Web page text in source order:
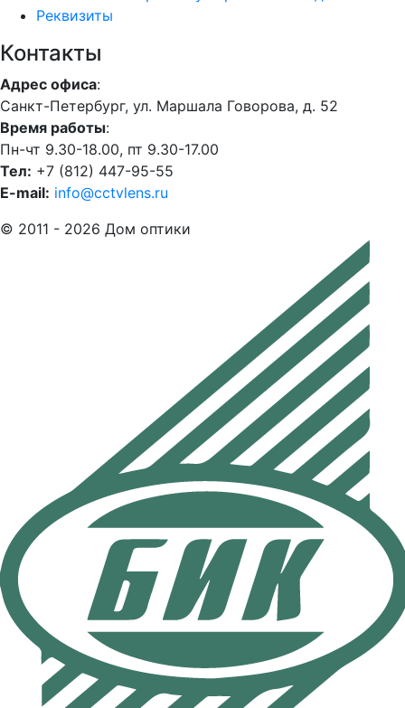
Реквизиты
Контакты
Адрес офиса:
Санкт-Петербург, ул. Маршала Говорова, д. 52
Время работы:
Пн-чт 9.30-18.00, пт 9.30-17.00
Тел: +7 (812) 447-95-55
E-mail: info@cctvlens.ru
© 2011 - 2026 Дом оптики